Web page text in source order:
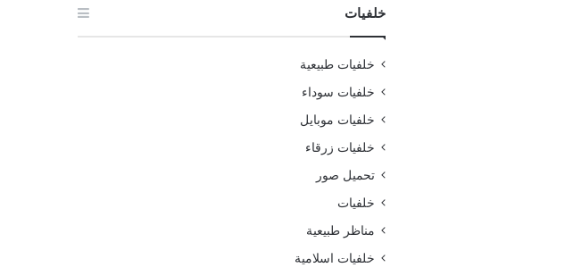
خلفيات
خلفيات طبيعية
خلفيات سوداء
خلفيات موبايل
خلفيات زرقاء
تحميل صور
خلفيات
مناظر طبيعية
خلفيات اسلامية